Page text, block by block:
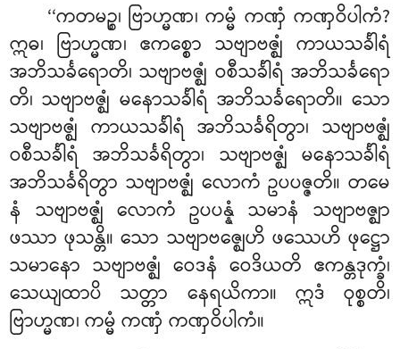
‘‘ကတမဉ္စ၊ ဗြာဟ္မဏ၊ ကမ္မံ ကဏှံ ကဏှဝိပါကံ?
ဣဓ၊ ဗြာဟ္မဏ၊ ဧကစ္စော သဗျာဗဇ္ဈံ ကာယသင်္ခါရံ
အဘိသင်္ခရောတိ၊ သဗျာဗဇ္ဈံ ဝစီသင်္ခါရံ အဘိသင်္ခရော
တိ၊ သဗျာဗဇ္ဈံ မနောသင်္ခါရံ အဘိသင်္ခရောတိ။ သော
သဗျာဗဇ္ဈံ ကာယသင်္ခါရံ အဘိသင်္ခရိတွာ၊ သဗျာဗဇ္ဈံ
ဝစီသင်္ခါရံ အဘိသင်္ခရိတွာ၊ သဗျာဗဇ္ဈံ မနောသင်္ခါရံ
အဘိသင်္ခရိတွာ သဗျာဗဇ္ဈံ လောကံ ဥပပဇ္ဇတိ။ တမေ
နံ သဗျာဗဇ္ဈံ လောကံ ဥပပန္နံ သမာနံ သဗျာဗဇ္ဈာ
ဖဿာ ဖုသန္တိ။ သော သဗျာဗဇ္ဈေဟိ ဖဿေဟိ ဖုဋ္ဌော
သမာနော သဗျာဗဇ္ဈံ ဝေဒနံ ဝေဒိယတိ ဧကန္တဒုက္ခံ၊
သေယျထာပိ သတ္တာ နေရယိကာ။ ဣဒံ ဝုစ္စတိ၊
ဗြာဟ္မဏ၊ ကမ္မံ ကဏှံ ကဏှဝိပါကံ။